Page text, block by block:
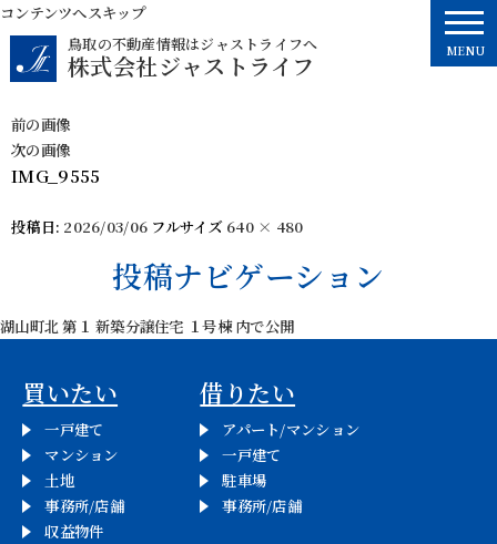
コンテンツへスキップ
鳥取の不動産情報はジャストライフへ
株式会社ジャストライフ MENU
前の画像
次の画像
IMG_9555
投稿日: 2026/03/06 フルサイズ 640 × 480
投稿ナビゲーション
湖山町北 第１ 新築分譲住宅 １号棟 内で公開
買いたい
一戸建て
マンション
土地
事務所/店舗
収益物件
借りたい
アパート/マンション
一戸建て
駐車場
事務所/店舗